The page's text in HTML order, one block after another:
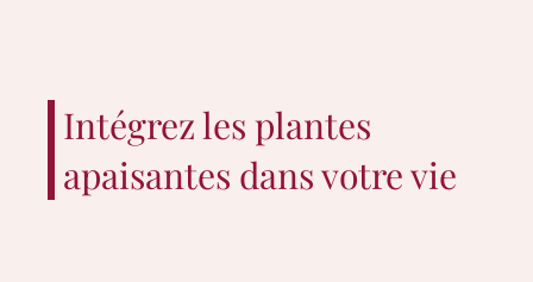
Intégrez les plantes
apaisantes dans votre vie